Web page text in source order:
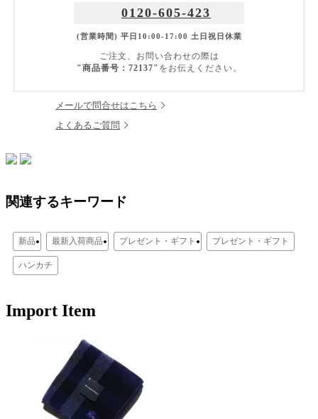
0120-605-423
(営業時間) 平日10:00-17:00 土日祝日休業
ご注文、お問い合わせの際は
"商品番号：72137" をお伝えください。
メールで問合せはこちら
よくあるご質問
関連するキーワード
新品 最新入荷商品 プレゼント・ギフト プレゼント・ギフト
ハンカチ
Import Item